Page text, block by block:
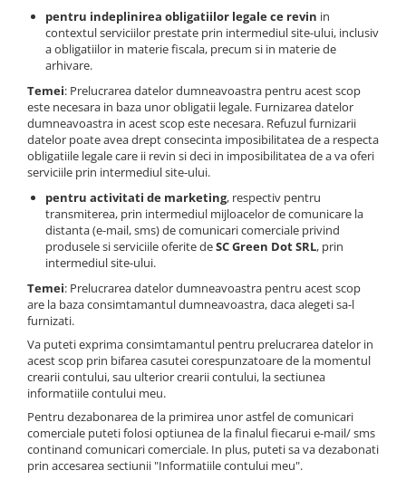
pentru indeplinirea obligatiilor legale ce revin in
contextul serviciilor prestate prin intermediul site-ului, inclusiv
a obligatiilor in materie fiscala, precum si in materie de
arhivare.
Temei: Prelucrarea datelor dumneavoastra pentru acest scop
este necesara in baza unor obligatii legale. Furnizarea datelor
dumneavoastra in acest scop este necesara. Refuzul furnizarii
datelor poate avea drept consecinta imposibilitatea de a respecta
obligatiile legale care ii revin si deci in imposibilitatea de a va oferi
serviciile prin intermediul site-ului.
pentru activitati de marketing, respectiv pentru
transmiterea, prin intermediul mijloacelor de comunicare la
distanta (e-mail, sms) de comunicari comerciale privind
produsele si serviciile oferite deSC Green Dot SRL, prin
intermediul site-ului.
Temei: Prelucrarea datelor dumneavoastra pentru acest scop
are la baza consimtamantul dumneavoastra, daca alegeti sa-l
furnizati.
Va puteti exprima consimtamantul pentru prelucrarea datelor in
acest scop prin bifarea casutei corespunzatoare de la momentul
crearii contului, sau ulterior crearii contului, la sectiunea
informatiile contului meu.
Pentru dezabonarea de la primirea unor astfel de comunicari
comerciale puteti folosi optiunea de la finalul fiecarui e-mail/ sms
continand comunicari comerciale. In plus, puteti sa va dezabonati
prin accesarea sectiunii "Informatiile contului meu".